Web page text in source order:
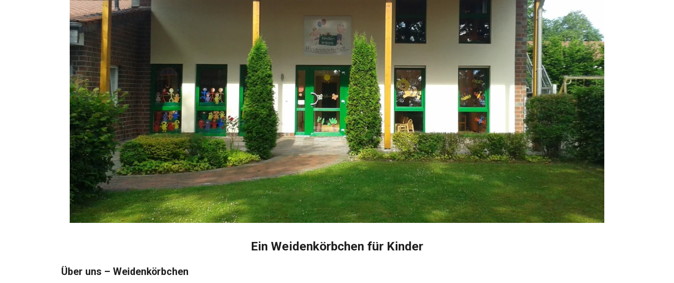
Ein Weidenkörbchen für Kinder
Über uns – Weidenkörbchen